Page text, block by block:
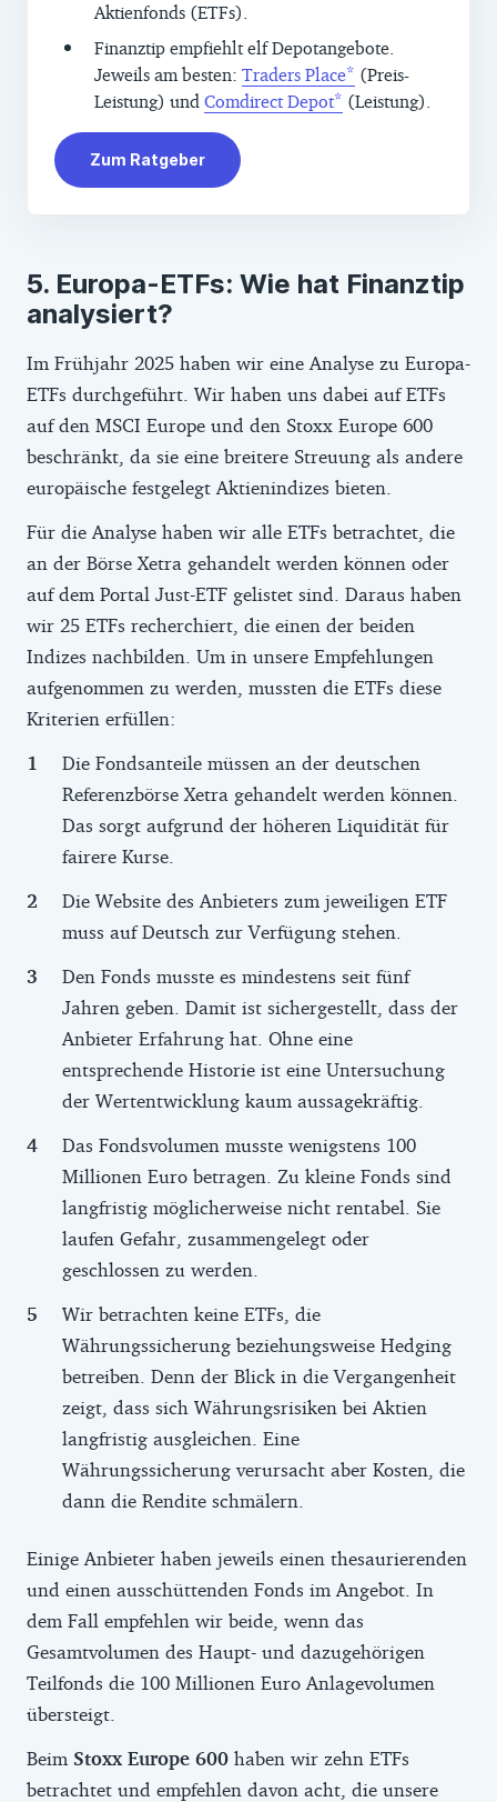
Aktienfonds (ETFs).
Finanztip empfiehlt elf Depotangebote.
Jeweils am besten: Traders Place
(Preis-
Leistung) und Comdirect Depot (Leistung).
Zum Ratgeber
Europa-ETFs: Wie hat Finanztip
analysiert?
Im Frühjahr 2025 haben wir eine Analyse zu Europa-
ETFs durchgeführt. Wir haben uns dabei auf ETFs
auf den MSCI Europe und den Stoxx Europe 600
beschränkt, da sie eine breitere Streuung als andere
europäische festgelegt Aktienindizes bieten.
Für die Analyse haben wir alle ETFs betrachtet, die
an der Börse Xetra gehandelt werden können oder
auf dem Portal Just-ETF gelistet sind. Daraus haben
wir 25 ETFs recherchiert, die einen der beiden
Indizes nachbilden. Um in unsere Empfehlungen
aufgenommen zu werden, mussten die ETFs diese
Kriterien erfüllen:
Die Fondsanteile müssen an der deutschen
Referenzbörse Xetra gehandelt werden können.
Das sorgt aufgrund der höheren Liquidität für
fairere Kurse.
Die Website des Anbieters zum jeweiligen ETF
muss auf Deutsch zur Verfügung stehen.
Den Fonds musste es mindestens seit fünf
Jahren geben. Damit ist sichergestellt, dass der
Anbieter Erfahrung hat. Ohne eine
entsprechende Historie ist eine Untersuchung
der Wertentwicklung kaum aussagekräftig.
Das Fondsvolumen musste wenigstens 100
Millionen Euro betragen. Zu kleine Fonds sind
langfristig möglicherweise nicht rentabel. Sie
laufen Gefahr, zusammengelegt oder
geschlossen zu werden.
Wir betrachten keine ETFs, die
Währungssicherung beziehungsweise Hedging
betreiben. Denn der Blick in die Vergangenheit
zeigt, dass sich Währungsrisiken bei Aktien
langfristig ausgleichen. Eine
Währungssicherung verursacht aber Kosten, die
dann die Rendite schmälern.
Einige Anbieter haben jeweils einen thesaurierenden
und einen ausschüttenden Fonds im Angebot. In
dem Fall empfehlen wir beide, wenn das
Gesamtvolumen des Haupt- und dazugehörigen
Teilfonds die 100 Millionen Euro Anlagevolumen
übersteigt.
Beim Stoxx Europe 600 haben wir zehn ETFs
betrachtet und empfehlen davon acht, die unsere